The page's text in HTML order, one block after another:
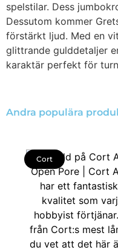
spelstilar. Dess
Dessutom kommer
förstärkt ljud. Med en
glittrande gulddetaljer
karaktär perfekt för
Andra populära
Cort